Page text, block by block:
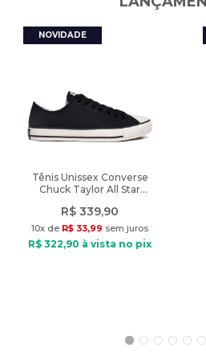
Tênis Unissex Converse
Chuck Taylor All Star
R$ 339,90
10x de R$ 33,99 sem juros
R$ 322,90 à vista no pix